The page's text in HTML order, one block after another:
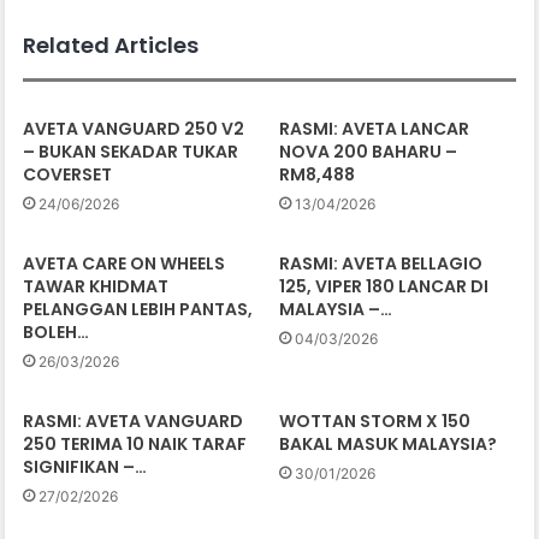
Related Articles
AVETA VANGUARD 250 V2
– BUKAN SEKADAR TUKAR
COVERSET
24/06/2026
RASMI: AVETA LANCAR
NOVA 200 BAHARU –
RM8,488
13/04/2026
AVETA CARE ON WHEELS
TAWAR KHIDMAT
PELANGGAN LEBIH PANTAS,
BOLEH…
26/03/2026
RASMI: AVETA BELLAGIO
125, VIPER 180 LANCAR DI
MALAYSIA –…
04/03/2026
RASMI: AVETA VANGUARD
250 TERIMA 10 NAIK TARAF
SIGNIFIKAN –…
27/02/2026
WOTTAN STORM X 150
BAKAL MASUK MALAYSIA?
30/01/2026